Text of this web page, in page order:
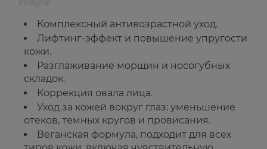
Комплексный антивозрастной уход.
Лифтинг-эффект и повышение упругости
кожи.
Разглаживание морщин и носогубных
складок.
Коррекция овала лица.
Уход за кожей вокруг глаз: уменьшение
отеков, темных кругов и провисания.
Веганская формула, подходит для всех